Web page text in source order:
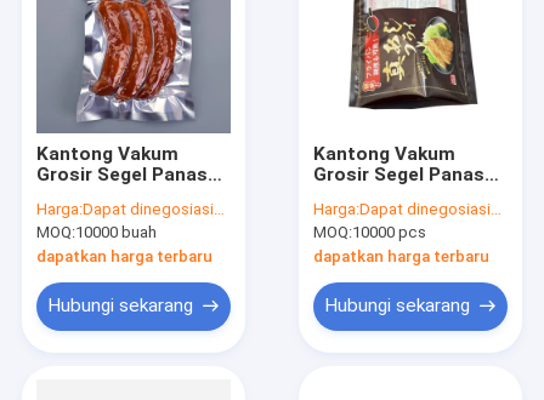
Kantong Vakum
Grosir Segel Panas
Makanan Beku
Laminasi Kantong
Plastik Untuk
Kemasan Daging
Harga:Dapat dinegosiasikan
MOQ:10000 buah
dapatkan harga terbaru
Hubungi sekarang
Kantong Vakum
Grosir Segel Panas
Makanan Beku
Laminasi Kantong
Plastik Untuk
Kemasan Daging
Harga:Dapat dinegosiasikan
MOQ:10000 pcs
dapatkan harga terbaru
Hubungi sekarang